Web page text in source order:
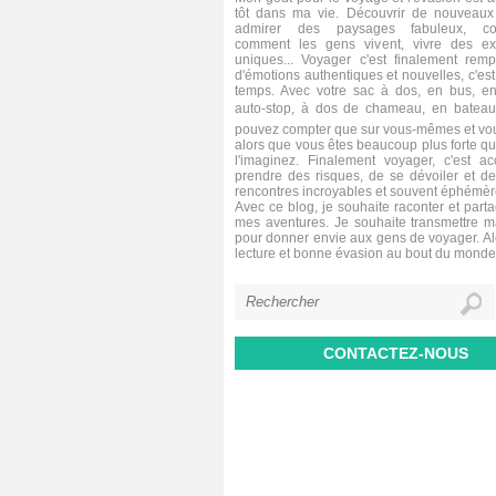
tôt dans ma vie. Découvrir de nouveaux
admirer des paysages fabuleux,
comment les gens vivent, vivre des
uniques... Voyager c'est finalement
d'émotions authentiques et nouvelles,
temps. Avec votre sac à dos, en bus,
auto-stop, à dos de chameau, en
pouvez compter que sur vous-mêmes et
alors que vous êtes beaucoup plus forte
l'imaginez. Finalement voyager, c'est
prendre des risques, de se dévoiler et
rencontres incroyables et souvent
Avec ce blog, je souhaite raconter et
mes aventures. Je souhaite transmettre
pour donner envie aux gens de voyager.
lecture et bonne évasion au bout du
CONTACTEZ-NOUS